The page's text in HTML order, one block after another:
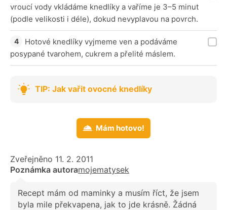
vroucí vody vkládáme knedlíky a vaříme je 3–5 minut
(podle velikosti i déle), dokud nevyplavou na povrch.
Hotové knedlíky vyjmeme ven a podáváme
posypané tvarohem, cukrem a přelité máslem.
TIP: Jak vařit ovocné knedlíky
Mám hotovo!
Zveřejněno 11. 2. 2011
Poznámka autoramojematysek
Recept mám od maminky a musím říct, že jsem
byla mile překvapena, jak to jde krásně. Žádná